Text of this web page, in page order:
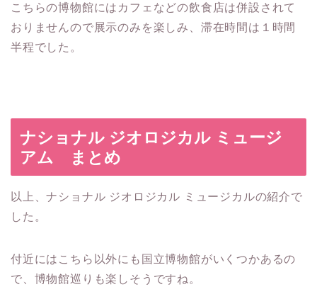
こちらの博物館にはカフェなどの飲食店は併設されて
おりませんので展示のみを楽しみ、滞在時間は１時間
半程でした。
ナショナル ジオロジカル ミュージ
アム まとめ
以上、ナショナル ジオロジカル ミュージカルの紹介で
した。
付近にはこちら以外にも国立博物館がいくつかあるの
で、博物館巡りも楽しそうですね。